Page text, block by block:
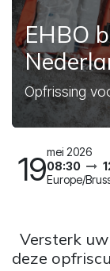
EHBO
Opfrissing
19mei 2026
08:30
Europe/
Versterk
deze